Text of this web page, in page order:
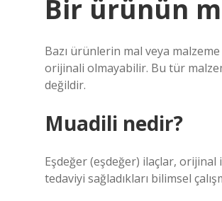
Bir ürünün
Bazı ürünlerin mal veya
orijinali olmayabilir. Bu tür
değildir.
Muadili nedir?
Eşdeğer (eşdeğer) ilaçlar,
tedaviyi sağladıkları bilimsel